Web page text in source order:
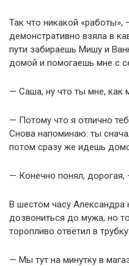
Так что никакой
демонстративно взяла в
пути забираешь Мишу и
домой и помогаешь мне с
— Саша, ну что ты мне, как
— Потому что я отлично
Снова напоминаю: ты
потом сразу же идешь
— Конечно понял, дорогая,
В шестом часу Александра
дозвониться до мужа, но
торопливо ответил в трубку:
— Мы тут на минутку в